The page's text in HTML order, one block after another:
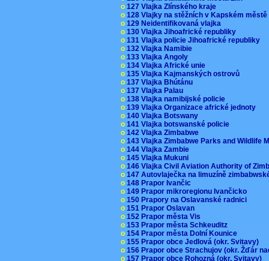
o 127 Vlajka Zlínského kraje
o 128 Vlajky na stěžních v Kapském
o 129 Neidentifikovaná vlajka
o 130 Vlajka Jihoafrické republiky
o 131 Vlajka policie Jihoafrické republiky
o 132 Vlajka Namibie
o 133 Vlajka Angoly
o 134 Vlajka Africké unie
o 135 Vlajka Kajmanských ostrovů
o 137 Vlajka Bhútánu
o 137 Vlajka Palau
o 138 Vlajka namibijské policie
o 139 Vlajka Organizace africké jednoty
o 140 Vlajka Botswany
o 141 Vlajka botswanské policie
o 142 Vlajka Zimbabwe
o 143 Vlajka Zimbabwe Parks and Wildlife
o 144 Vlajka Zambie
o 145 Vlajka Mukuni
o 146 Vlajka Civil Aviation Authority of
o 147 Autovlaječka na limuzíně
o 148 Prapor Ivančic
o 149 Prapor mikroregionu Ivančicko
o 150 Prapory na Oslavanské radnici
o 151 Prapor Oslavan
o 152 Prapor města Vis
o 153 Prapor města Schkeuditz
o 154 Prapor města Dolní Kounice
o 155 Prapor obce Jedlová (okr. Svitavy)
o 156 Prapor obce Strachujov (okr. Žďár
o 157 Prapor obce Rohozná (okr. Svitavy)